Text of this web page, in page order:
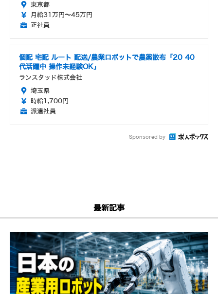
東京都
月給31万円～45万円
正社員
個配 宅配 ルート 配送/農業ロボットで農薬散布「20 40
代活躍中 操作未経験OK」
ランスタッド株式会社
埼玉県
時給1,700円
派遣社員
Sponsored by
最新記事